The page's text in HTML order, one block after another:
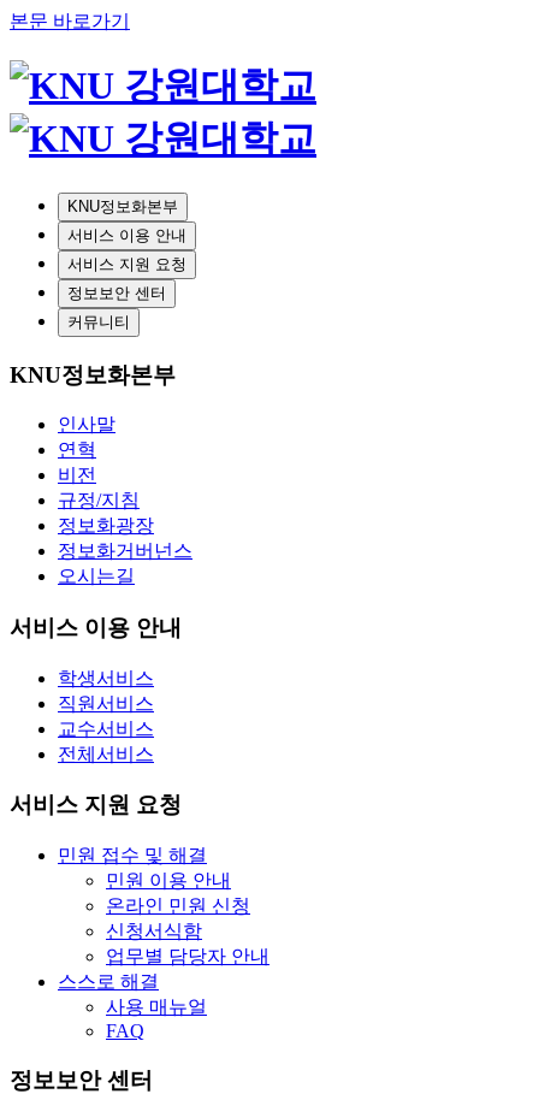
본문 바로가기
KNU정보화본부
서비스 이용 안내
서비스 지원 요청
정보보안 센터
커뮤니티
KNU정보화본부
인사말
연혁
비전
규정/지침
정보화광장
정보화거버넌스
오시는길
서비스 이용 안내
학생서비스
직원서비스
교수서비스
전체서비스
서비스 지원 요청
민원 접수 및 해결
민원 이용 안내
온라인 민원 신청
신청서식함
업무별 담당자 안내
스스로 해결
사용 매뉴얼
FAQ
정보보안 센터